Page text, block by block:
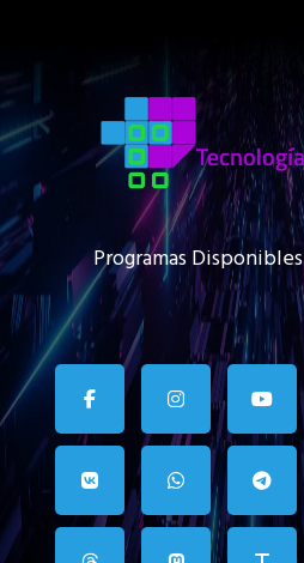
Programas Disponibles